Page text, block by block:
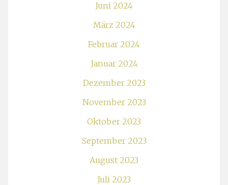
Juni 2024
März 2024
Februar 2024
Januar 2024
Dezember 2023
November 2023
Oktober 2023
September 2023
August 2023
Juli 2023